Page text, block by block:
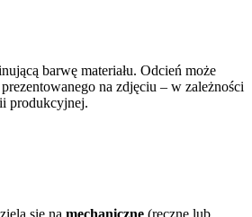
barwę materiału. Odcień może
na zdjęciu – w zależności
produkcyjnej.
się na mechaniczne (ręczne lub